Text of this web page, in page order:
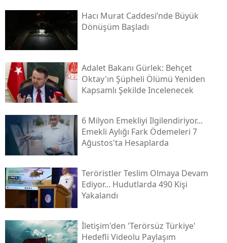
Hacı Murat Caddesi’nde Büyük
Dönüşüm Başladı
Adalet Bakanı Gürlek: Behçet
Oktay'ın Şüpheli Ölümü Yeniden
Kapsamlı Şekilde Incelenecek
6 Milyon Emekliyi Ilgilendiriyor...
Emekli Aylığı Fark Ödemeleri 7
Ağustos'ta Hesaplarda
Teröristler Teslim Olmaya Devam
Ediyor... Hudutlarda 490 Kişi
Yakalandı
İletişim'den 'terörsüz Türkiye'
Hedefli Videolu Paylaşım